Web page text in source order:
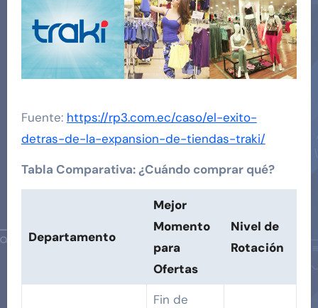
Fuente: https://rp3.com.ec/caso/el-exito-
detras-de-la-expansion-de-tiendas-traki/
Tabla Comparativa: ¿Cuándo comprar qué?
Departamento
Mejor
Momento
para
Ofertas
Nivel de
Rotación
Fin de